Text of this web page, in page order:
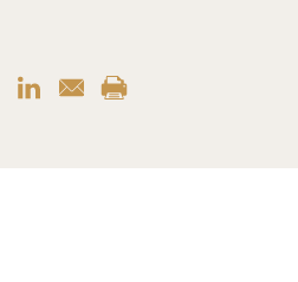
RBD Avocats offre